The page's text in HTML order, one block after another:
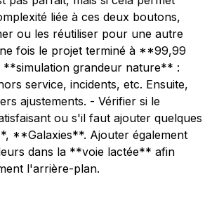
liée à ces deux boutons,
ou les réutiliser pour une autre
fois le projet terminé à **99,99
grandeur nature** :
service, incidents, etc. Ensuite,
ajustements. - Vérifier si le
ou s'il faut ajouter quelques
**Galaxies**. Ajouter également
dans la **voie lactée** afin
l'arrière-plan.